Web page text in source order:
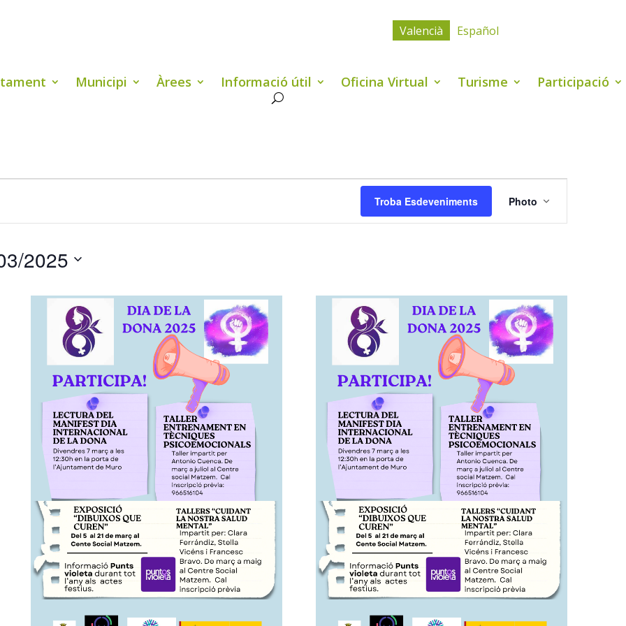
Valencià Español
Municipi Àrees Informació útil Oficina Virtual Turisme Participació
Troba Esdeveniments
Navegació
de
Photo
2025